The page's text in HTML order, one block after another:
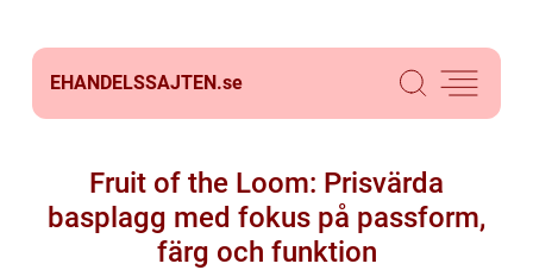
EHANDELSSAJTEN.se
Fruit of the Loom: Prisvärda
basplagg med fokus på passform,
färg och funktion